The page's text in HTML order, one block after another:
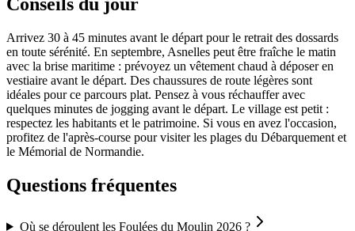
Arrivez 30 à 45 minutes avant le départ pour le retrait des dossards
en toute sérénité. En septembre, Asnelles peut être fraîche le matin
avec la brise maritime : prévoyez un vêtement chaud à déposer en
vestiaire avant le départ. Des chaussures de route légères sont
idéales pour ce parcours plat. Pensez à vous réchauffer avec
quelques minutes de jogging avant le départ. Le village est petit :
respectez les habitants et le patrimoine. Si vous en avez l'occasion,
profitez de l'après-course pour visiter les plages du Débarquement et
le Mémorial de Normandie.
Questions fréquentes
Où se déroulent les Foulées du Moulin 2026 ?